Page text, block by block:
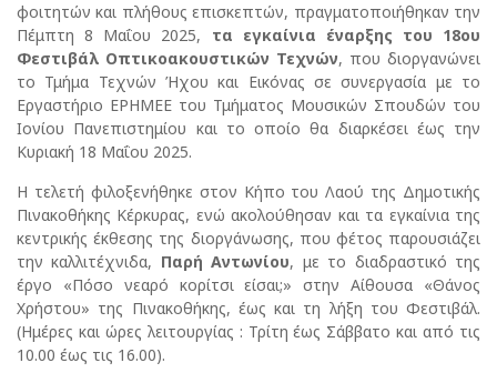
φοιτητών και πλήθους επισκεπτών, πραγματοποιήθηκαν την
Πέμπτη 8 Μαΐου 2025, τα εγκαίνια έναρξης του 18ου
Φεστιβάλ Οπτικοακουστικών Τεχνών, που διοργανώνει
το Τμήμα Τεχνών Ήχου και Εικόνας σε συνεργασία με το
Εργαστήριο ΕΡΗΜΕΕ του Τμήματος Μουσικών Σπουδών του
Ιονίου Πανεπιστημίου και το οποίο θα διαρκέσει έως την
Κυριακή 18 Μαΐου 2025.
Η τελετή φιλοξενήθηκε στον Κήπο του Λαού της Δημοτικής
Πινακοθήκης Κέρκυρας, ενώ ακολούθησαν και τα εγκαίνια της
κεντρικής έκθεσης της διοργάνωσης, που φέτος παρουσιάζει
την καλλιτέχνιδα, Παρή Αντωνίου, με το διαδραστικό της
έργο «Πόσο νεαρό κορίτσι είσαι;» στην Αίθουσα «Θάνος
Χρήστου» της Πινακοθήκης, έως και τη λήξη του Φεστιβάλ.
(Ημέρες και ώρες λειτουργίας : Τρίτη έως Σάββατο και από τις
10.00 έως τις 16.00).